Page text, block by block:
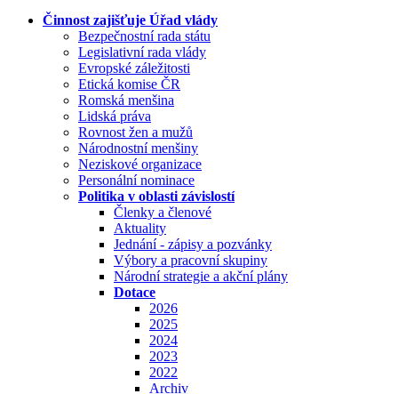
Činnost zajišťuje Úřad vlády
Bezpečnostní rada státu
Legislativní rada vlády
Evropské záležitosti
Etická komise ČR
Romská menšina
Lidská práva
Rovnost žen a mužů
Národnostní menšiny
Neziskové organizace
Personální nominace
Politika v oblasti závislostí
Členky a členové
Aktuality
Jednání - zápisy a pozvánky
Výbory a pracovní skupiny
Národní strategie a akční plány
Dotace
2026
2025
2024
2023
2022
Archiv